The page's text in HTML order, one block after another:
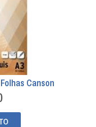
Canson